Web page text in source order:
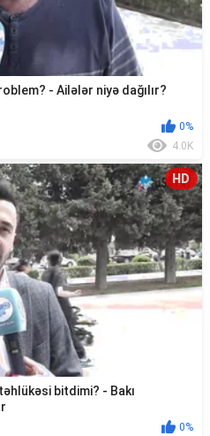
- Ailələr niyə dağılır?
0%
4.0K
HD
bitdimi? - Bakı
0%